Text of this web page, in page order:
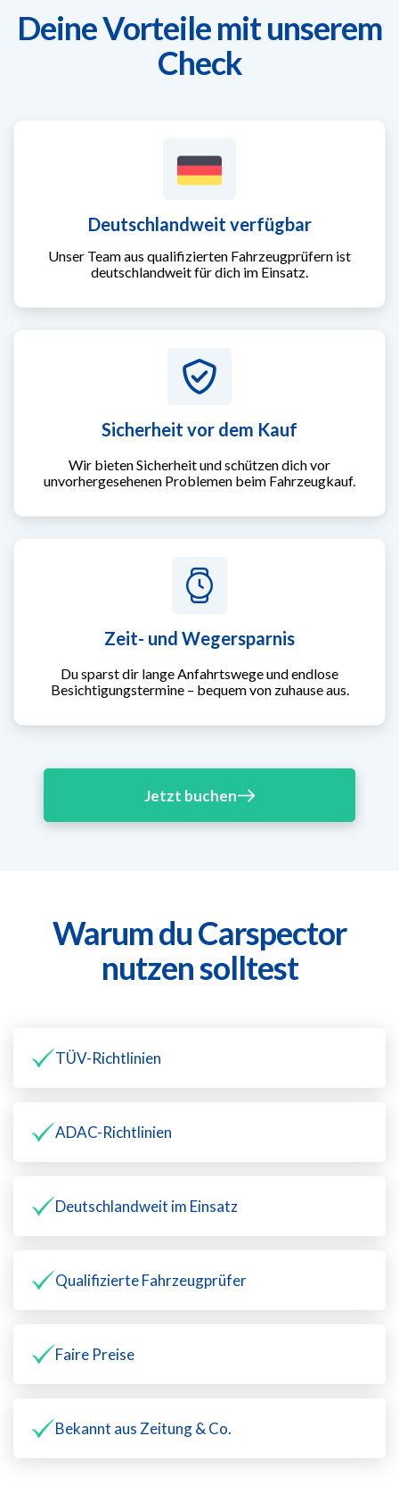
Deine Vorteile mit unserem
Check
Deutschlandweit verfügbar
Unser Team aus qualifizierten Fahrzeugprüfern ist
deutschlandweit für dich im Einsatz.
Sicherheit vor dem Kauf
Wir bieten Sicherheit und schützen dich vor
unvorhergesehenen Problemen beim Fahrzeugkauf.
Zeit- und Wegersparnis
Du sparst dir lange Anfahrtswege und endlose
Besichtigungstermine – bequem von zuhause aus.
Jetzt buchen
Warum du Carspector
nutzen solltest
TÜV-Richtlinien
ADAC-Richtlinien
Deutschlandweit im Einsatz
Qualifizierte Fahrzeugprüfer
Faire Preise
Bekannt aus Zeitung & Co.